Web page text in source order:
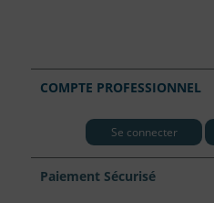
COMPTE PROFESSIONNEL
Se connecter
Paiement Sécurisé